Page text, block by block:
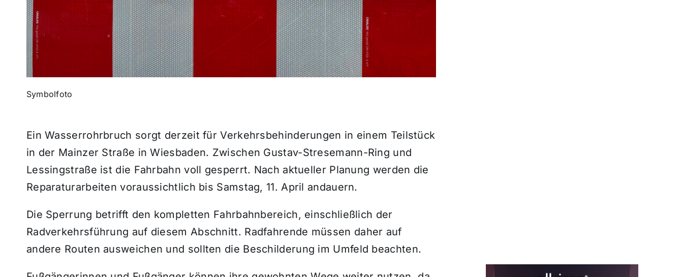
Symbolfoto
Ein Wasserrohrbruch sorgt derzeit für Verkehrsbehinderungen in einem Teilstück
in der Mainzer Straße in Wiesbaden. Zwischen Gustav-Stresemann-Ring und
Lessingstraße ist die Fahrbahn voll gesperrt. Nach aktueller Planung werden die
Reparaturarbeiten voraussichtlich bis Samstag, 11. April andauern.
Die Sperrung betrifft den kompletten Fahrbahnbereich, einschließlich der
Radverkehrsführung auf diesem Abschnitt. Radfahrende müssen daher auf
andere Routen ausweichen und sollten die Beschilderung im Umfeld beachten.